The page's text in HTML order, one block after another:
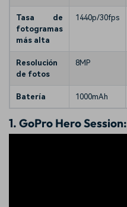
Tasa de
fotogramas
más alta
1440p/30fps
Resolución
de fotos
8MP
Batería 1000mAh
1. GoPro Hero Session: